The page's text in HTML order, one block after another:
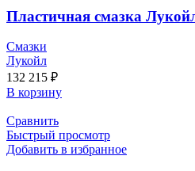
Пластичная смазка
Смазки
Лукойл
132 215 ₽
В корзину
Сравнить
Быстрый просмотр
Добавить в избранное